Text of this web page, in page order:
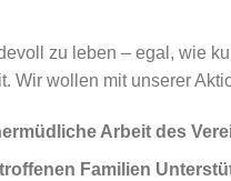
zu leben – egal, wie
Wir wollen mit unserer
Arbeit des
Familien